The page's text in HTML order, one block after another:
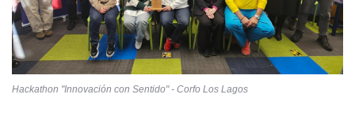
Hackathon "Innovación con Sentido" - Corfo Los Lagos